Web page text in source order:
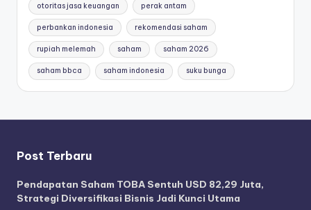
otoritas jasa keuangan perak antam
perbankan indonesia rekomendasi saham
rupiah melemah saham saham 2026
saham bbca saham indonesia suku bunga
Post Terbaru
Pendapatan Saham TOBA Sentuh USD 82,29 Juta,
Strategi Diversifikasi Bisnis Jadi Kunci Utama